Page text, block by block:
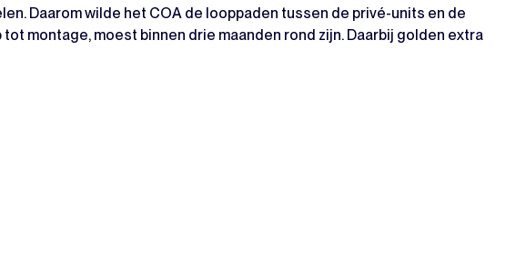
Daarom wilde het COA de looppaden tussen de privé-units en de
montage, moest binnen drie maanden rond zijn. Daarbij golden extra